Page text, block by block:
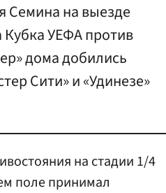
Семина на выезде
УЕФА против
дома добились
Сити» и «Удинезе»
на стадии 1/4
поле принимал